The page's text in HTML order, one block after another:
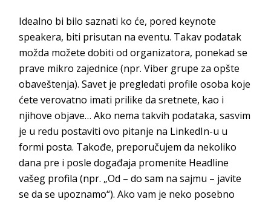
Idealno bi bilo saznati ko će, pored keynote
speakera, biti prisutan na eventu. Takav podatak
možda možete dobiti od organizatora, ponekad se
prave mikro zajednice (npr. Viber grupe za opšte
obaveštenja). Savet je pregledati profile osoba koje
ćete verovatno imati prilike da sretnete, kao i
njihove objave… Ako nema takvih podataka, sasvim
je u redu postaviti ovo pitanje na LinkedIn-u u
formi posta. Takođe, preporučujem da nekoliko
dana pre i posle događaja promenite Headline
vašeg profila (npr. „Od – do sam na sajmu – javite
se da se upoznamo“). Ako vam je neko posebno